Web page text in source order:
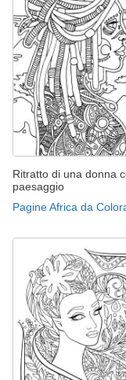
Ritratto di una donna
paesaggio
Pagine Africa da